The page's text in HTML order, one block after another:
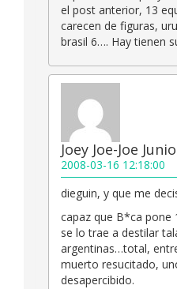
el post anterior, 13
carecen de figuras,
brasil 6…. Hay tienen
Joey Joe-Joe
2008-03-16 12:18:00
dieguin, y que me
capaz que B*ca pone
se lo trae a destilar
argentinas…total,
muerto resucitado,
desapercibido.